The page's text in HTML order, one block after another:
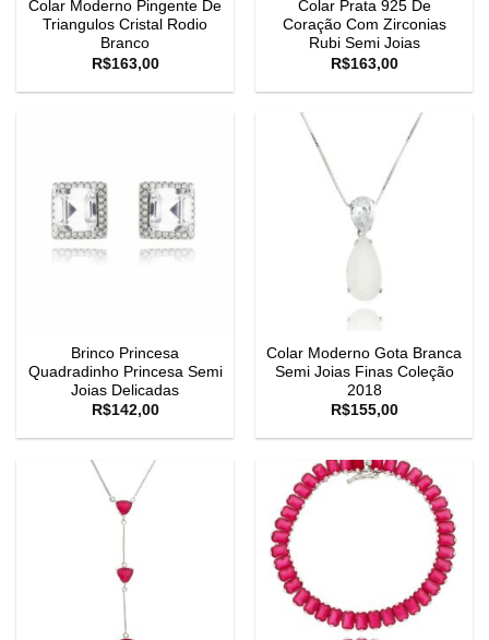
Colar Moderno Pingente De
Triangulos Cristal Rodio
Branco
R$163,00
Colar Prata 925 De
Coração Com Zirconias
Rubi Semi Joias
R$163,00
Brinco Princesa
Quadradinho Princesa Semi
Joias Delicadas
R$142,00
Colar Moderno Gota Branca
Semi Joias Finas Coleção
2018
R$155,00